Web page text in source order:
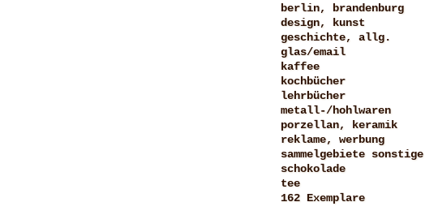
berlin, brandenburg
design, kunst
geschichte, allg.
glas/email
kaffee
kochbücher
lehrbücher
metall-/hohlwaren
porzellan, keramik
reklame, werbung
sammelgebiete sonstige
schokolade
tee
162 Exemplare